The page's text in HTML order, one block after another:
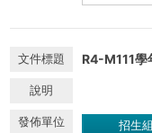
R4-M111學
招生組